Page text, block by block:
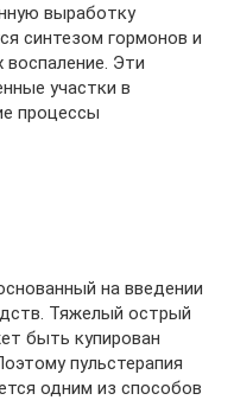
выработку
синтезом гормонов и
Эти
участки в
процессы
на введении
Тяжелый острый
быть купирован
пульстерапия
одним из способов